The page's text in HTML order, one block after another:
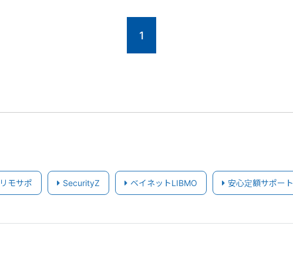
1
リモサポ SecurityZ ベイネットLIBMO 安心定額サポート